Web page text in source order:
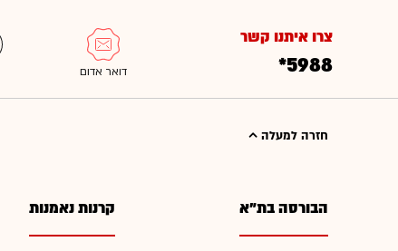
צרו איתנו קשר
*5988
חזרה למעלה
הבורסה בת"א קרנות נאמנות